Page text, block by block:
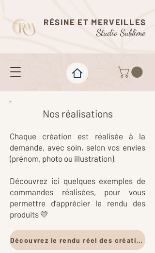
RÉSINE ET MERVEILLES
Studio Sublime
Nos réalisations
​​Chaque création est réalisée à la
demande, avec soin, selon vos envies
(prénom, photo ou illustration).
Découvrez ici quelques exemples de
commandes réalisées, pour vous
permettre d’apprécier le rendu des
produits 💛
Découvrez le rendu réel des créations